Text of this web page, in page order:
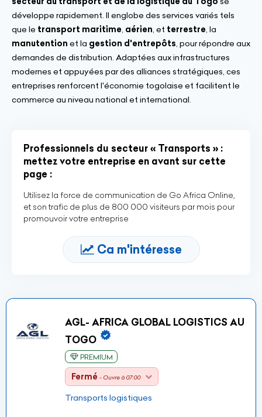
développe rapidement. Il englobe des services variés tels
que le transport maritime, aérien, et terrestre, la
manutention et la gestion d'entrepôts, pour répondre aux
demandes de distribution. Adaptées aux infrastructures
modernes et appuyées par des alliances stratégiques, ces
entreprises renforcent l'économie togolaise et facilitent le
commerce au niveau national et international.
Professionnels du secteur « Transports » :
mettez votre entreprise en avant sur cette
page :
Utilisez la force de communication de Go Africa Online,
et son trafic de plus de 800 000 visiteurs par mois pour
promouvoir votre entreprise
Ca m'intéresse
AGL- AFRICA GLOBAL LOGISTICS AU
TOGO
PREMIUM
Fermé - Ouvre à 07:00
Transports logistiques